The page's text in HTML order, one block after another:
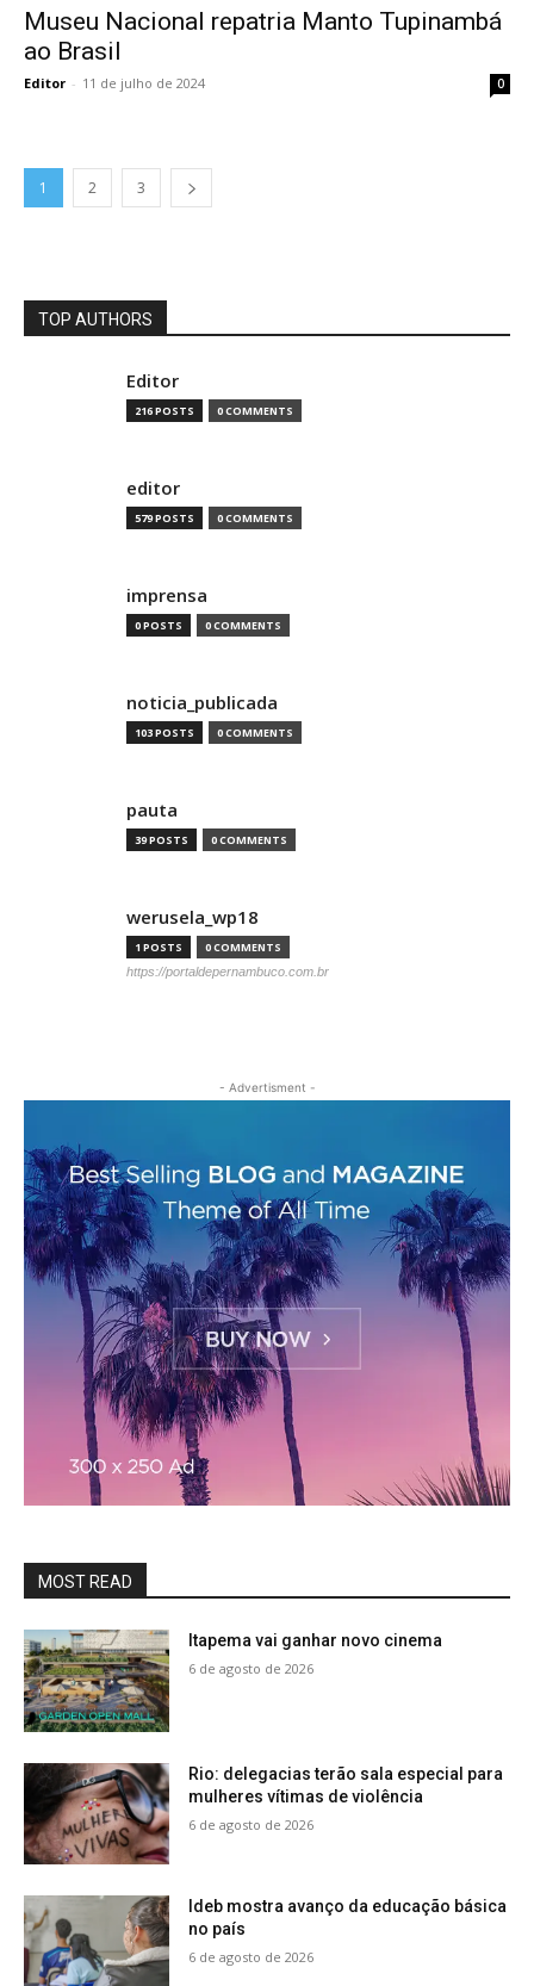
Museu Nacional repatria Manto Tupinambá
ao Brasil
Editor - 11 de julho de 2024 0
1 2 3
TOP AUTHORS
Editor
216 POSTS 0 COMMENTS
editor
579 POSTS 0 COMMENTS
imprensa
0 POSTS 0 COMMENTS
noticia_publicada
103 POSTS 0 COMMENTS
pauta
39 POSTS 0 COMMENTS
werusela_wp18
1 POSTS 0 COMMENTS
https://portaldepernambuco.com.br
- Advertisment -
MOST READ
Itapema vai ganhar novo cinema
6 de agosto de 2026
Rio: delegacias terão sala especial para
mulheres vítimas de violência
6 de agosto de 2026
Ideb mostra avanço da educação básica
no país
6 de agosto de 2026